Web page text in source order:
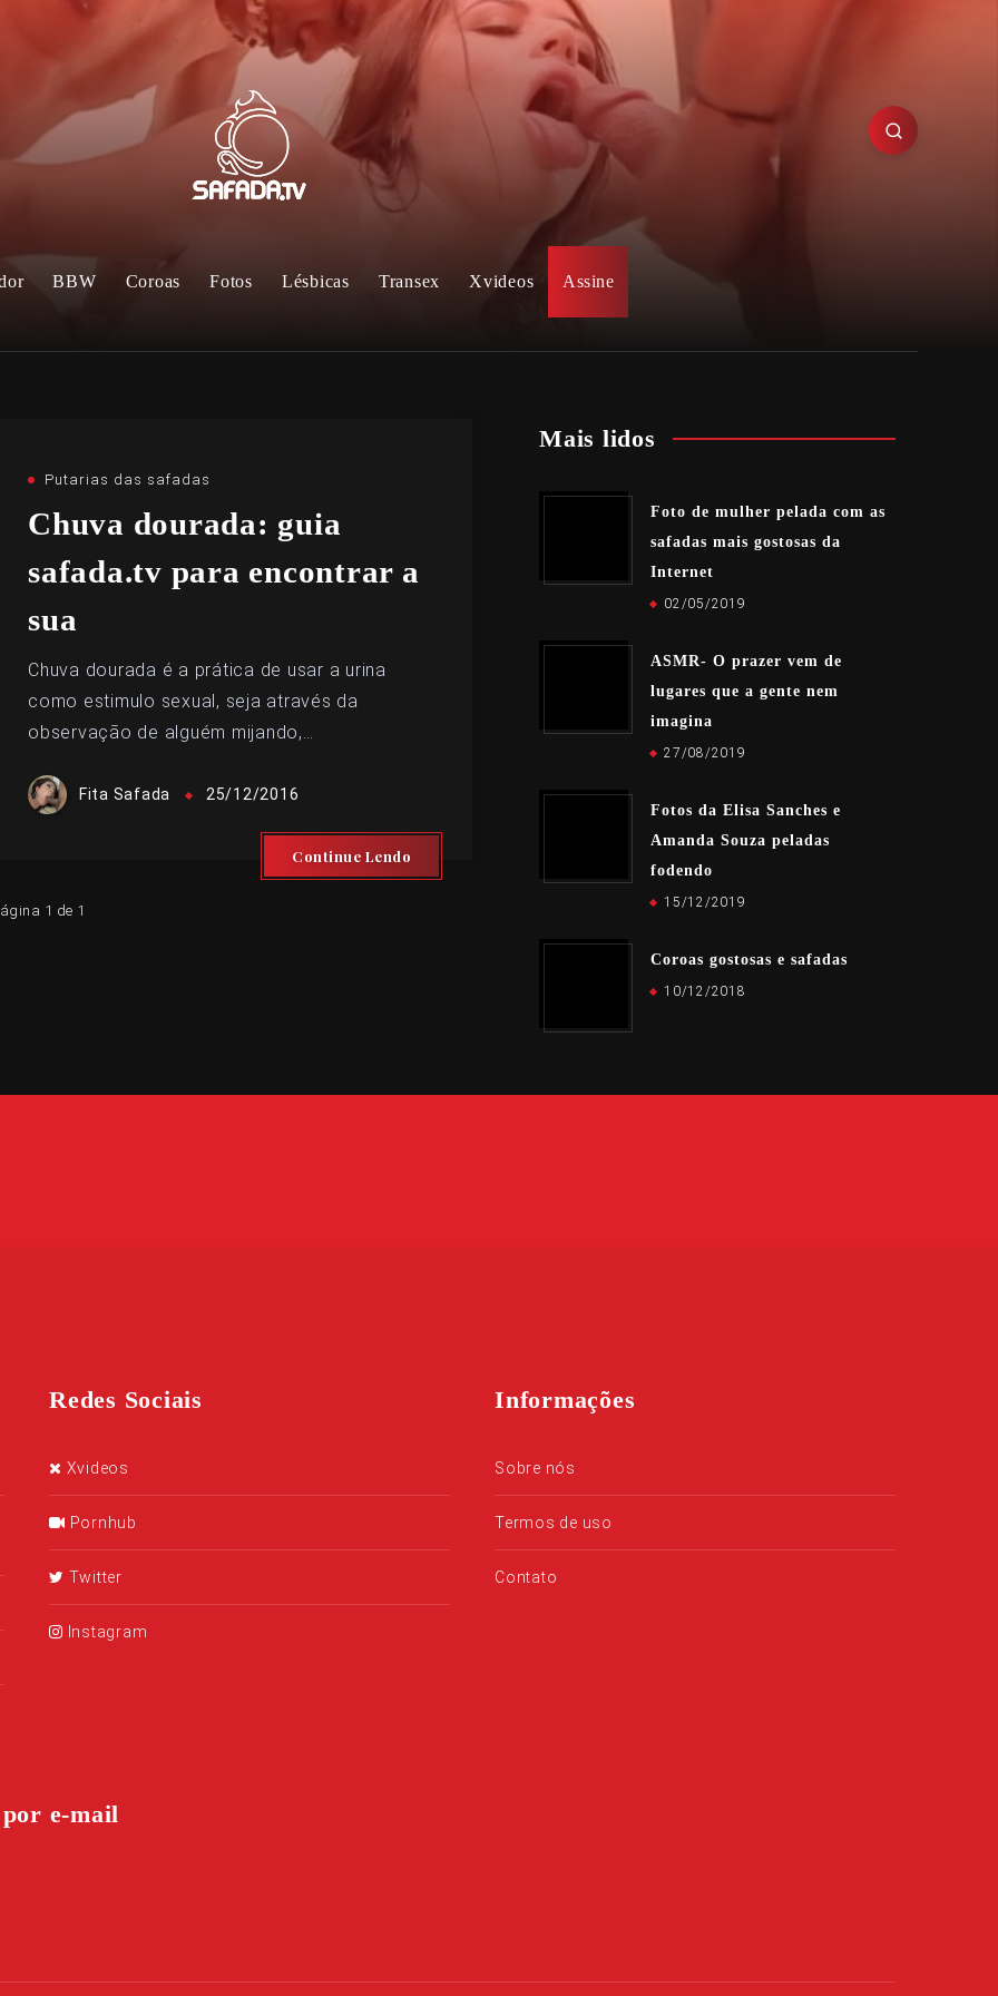
BBW Coroas Fotos Lésbicas Transex Xvideos Assine
Putarias das safadas
Chuva dourada: guia
safada.tv para encontrar a
sua
Chuva dourada é a prática de usar a urina
como estimulo sexual, seja através da
observação de alguém mijando,…
Fita Safada 25/12/2016
Continue Lendo
1 de 1
Mais lidos
Foto de mulher pelada com as
safadas mais gostosas da
Internet
02/05/2019
ASMR- O prazer vem de
lugares que a gente nem
imagina
27/08/2019
Fotos da Elisa Sanches e
Amanda Souza peladas
fodendo
15/12/2019
Coroas gostosas e safadas
10/12/2018
Redes Sociais
Xvideos
Pornhub
Twitter
Instagram
Informações
Sobre nós
Termos de uso
Contato
e-mail